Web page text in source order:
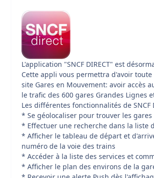
L'application "SNCF DIRECT" est
Cette appli vous permettra d'avoir
site Gares en Mouvement: avoir accès
le trafic des 600 gares Grandes Lignes
Les différentes fonctionnalités de SNCF
* Se géolocaliser pour trouver les
* Effectuer une recherche dans la liste
* Afficher le tableau de départ et
numéro de la voie des trains
* Accéder à la liste des services et
* Afficher le plan des environs de la